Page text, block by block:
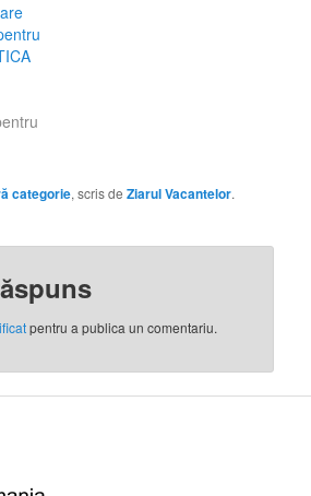
categorie, scris deZiarul Vacantelor.
pentru a publica un comentariu.